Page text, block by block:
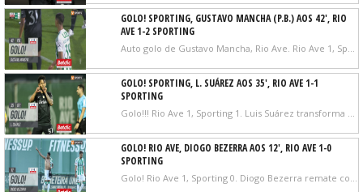
GOLO! SPORTING, GUSTAVO MANCHA (P.B.) AOS 42', RIO
AVE 1-2 SPORTING
GOLO! SPORTING, L. SUÁREZ AOS 35', RIO AVE 1-1
SPORTING
GOLO! RIO AVE, DIOGO BEZERRA AOS 12', RIO AVE 1-0
SPORTING